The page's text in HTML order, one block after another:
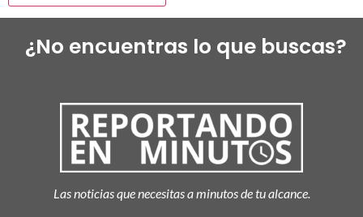
¿No encuentras lo que buscas?
Las noticias que necesitas a minutos de tu alcance.